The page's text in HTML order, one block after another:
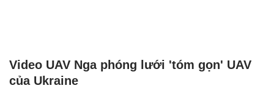
Video UAV Nga phóng lưới 'tóm gọn' UAV
của Ukraine